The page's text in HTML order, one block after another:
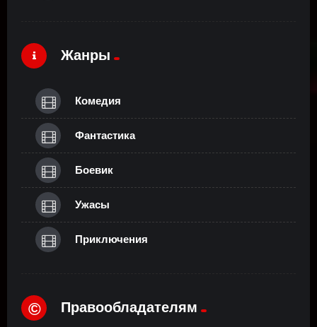
Жанры
Комедия
Фантастика
Боевик
Ужасы
Приключения
© Правообладателям